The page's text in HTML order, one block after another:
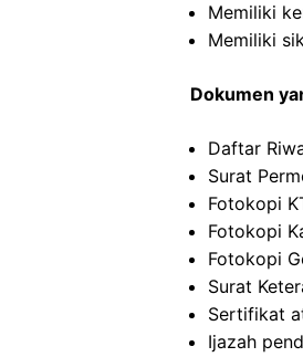
Memiliki
Memiliki
Dokumen
Daftar
Surat
Fotokopi
Fotokopi
Fotokopi
Surat
Sertifikat
Ijazah